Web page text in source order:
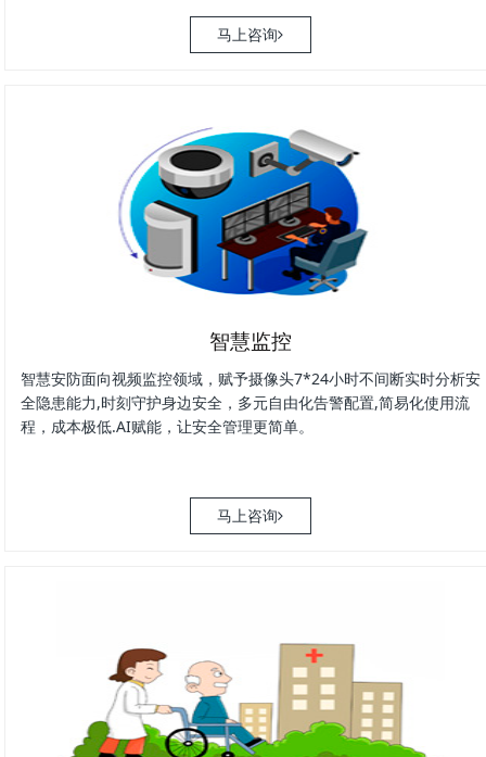
马上咨询
智慧监控
智慧安防面向视频监控领域，赋予摄像头7*24小时不间断实时分析安
全隐患能力,时刻守护身边安全，多元自由化告警配置,简易化使用流
程，成本极低.AI赋能，让安全管理更简单。
马上咨询